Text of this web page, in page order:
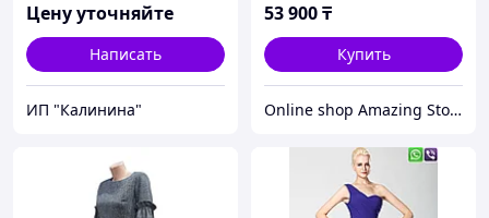
Цену уточняйте
Написать
ИП "Калинина"
53 900₸
Купить
Online shop Amazing Store